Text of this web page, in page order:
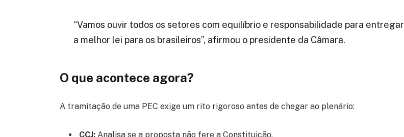
“Vamos ouvir todos os setores com equilíbrio e responsabilidade para entregar
a melhor lei para os brasileiros”, afirmou o presidente da Câmara.
O que acontece agora?
A tramitação de uma PEC exige um rito rigoroso antes de chegar ao plenário:
CCJ: Analisa se a proposta não fere a Constituição.